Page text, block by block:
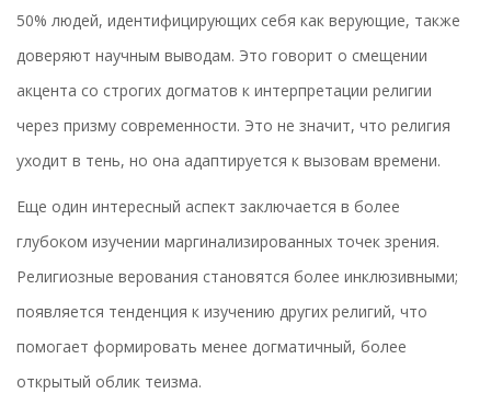
50% людей, идентифицирующих себя как верующие, также
доверяют научным выводам. Это говорит о смещении
акцента со строгих догматов к интерпретации религии
через призму современности. Это не значит, что религия
уходит в тень, но она адаптируется к вызовам времени.
Еще один интересный аспект заключается в более
глубоком изучении маргинализированных точек зрения.
Религиозные верования становятся более инклюзивными;
появляется тенденция к изучению других религий, что
помогает формировать менее догматичный, более
открытый облик теизма.